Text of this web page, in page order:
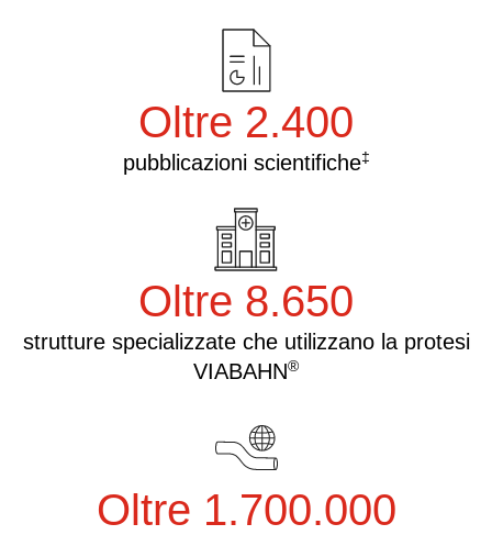
Oltre 2.400
pubblicazioni scientifiche‡
Oltre 8.650
strutture specializzate che utilizzano la protesi
VIABAHN®
Oltre 1.700.000